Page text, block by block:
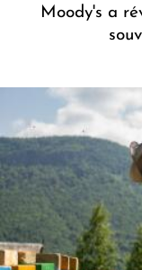
Moody's a